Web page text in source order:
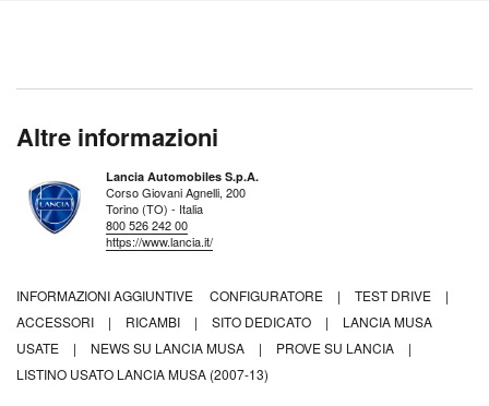
Altre informazioni
Lancia Automobiles S.p.A.
Corso Giovani Agnelli, 200
Torino (TO) - Italia
800 526 242 00
https://www.lancia.it/
INFORMAZIONI AGGIUNTIVE CONFIGURATORE | TEST DRIVE
|
ACCESSORI
| RICAMBI | SITO DEDICATO |
LANCIA MUSA
USATE
| NEWS SU LANCIA MUSA | PROVE SU LANCIA
|
LISTINO USATO LANCIA MUSA (2007-13)